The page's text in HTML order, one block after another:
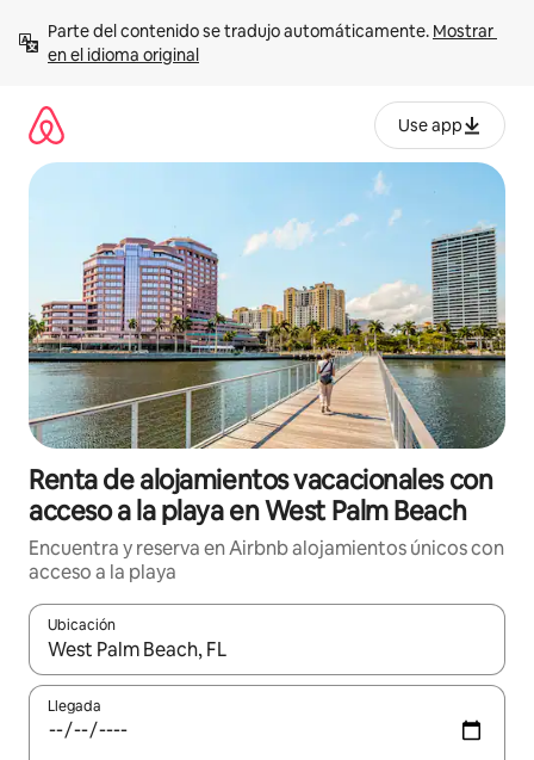
contenido
Parte del contenido se tradujo automáticamente. Mostrar
en el idioma original
Use app
Renta de alojamientos vacacionales con
acceso a la playa en West Palm Beach
Encuentra y reserva en Airbnb alojamientos únicos con
acceso a la playa
Ubicación
Cuando los resultados estén disponibles, podrás navegar
Llegada